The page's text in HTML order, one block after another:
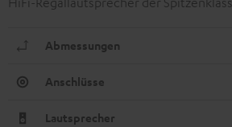
Abmessungen
Anschlüsse
Lautsprecher